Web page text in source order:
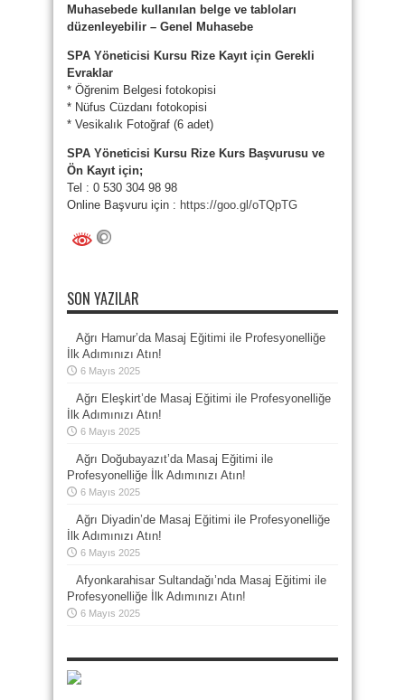
Muhasebede kullanılan belge ve tabloları
düzenleyebilir – Genel Muhasebe
SPA Yöneticisi Kursu Rize Kayıt için Gerekli
Evraklar
* Öğrenim Belgesi fotokopisi
* Nüfus Cüzdanı fotokopisi
* Vesikalık Fotoğraf (6 adet)
SPA Yöneticisi Kursu Rize Kurs Başvurusu ve
Ön Kayıt için;
Tel : 0 530 304 98 98
Online Başvuru için : https://goo.gl/oTQpTG
SON YAZILAR
Ağrı Hamur’da Masaj Eğitimi ile Profesyonelliğe
İlk Adımınızı Atın!
6 Mayıs 2025
Ağrı Eleşkirt’de Masaj Eğitimi ile Profesyonelliğe
İlk Adımınızı Atın!
6 Mayıs 2025
Ağrı Doğubayazıt’da Masaj Eğitimi ile
Profesyonelliğe İlk Adımınızı Atın!
6 Mayıs 2025
Ağrı Diyadin’de Masaj Eğitimi ile Profesyonelliğe
İlk Adımınızı Atın!
6 Mayıs 2025
Afyonkarahisar Sultandağı’nda Masaj Eğitimi ile
Profesyonelliğe İlk Adımınızı Atın!
6 Mayıs 2025